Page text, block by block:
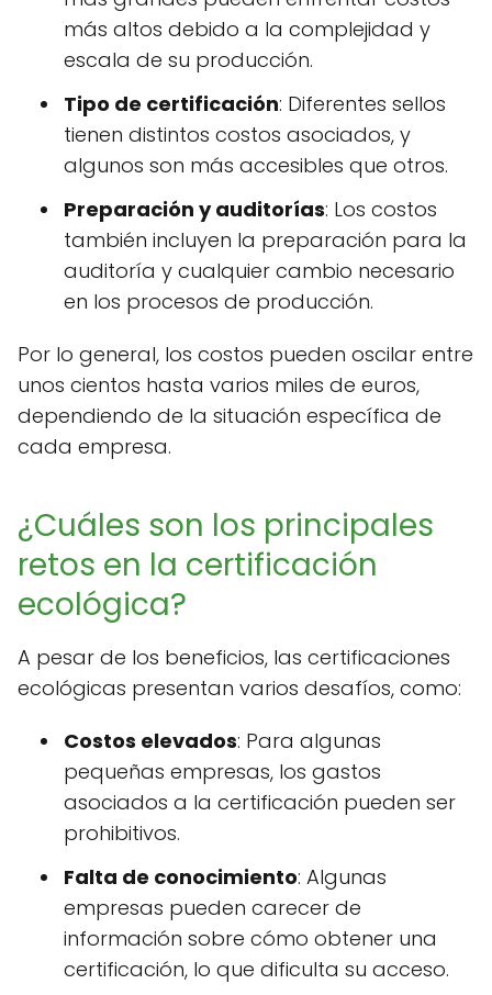
más altos debido a la complejidad y
escala de su producción.
Tipo de certificación: Diferentes sellos
tienen distintos costos asociados, y
algunos son más accesibles que otros.
Preparación y auditorías: Los costos
también incluyen la preparación para la
auditoría y cualquier cambio necesario
en los procesos de producción.
Por lo general, los costos pueden oscilar entre
unos cientos hasta varios miles de euros,
dependiendo de la situación específica de
cada empresa.
¿Cuáles son los principales
retos en la certificación
ecológica?
A pesar de los beneficios, las certificaciones
ecológicas presentan varios desafíos, como:
Costos elevados: Para algunas
pequeñas empresas, los gastos
asociados a la certificación pueden ser
prohibitivos.
Falta de conocimiento: Algunas
empresas pueden carecer de
información sobre cómo obtener una
certificación, lo que dificulta su acceso.